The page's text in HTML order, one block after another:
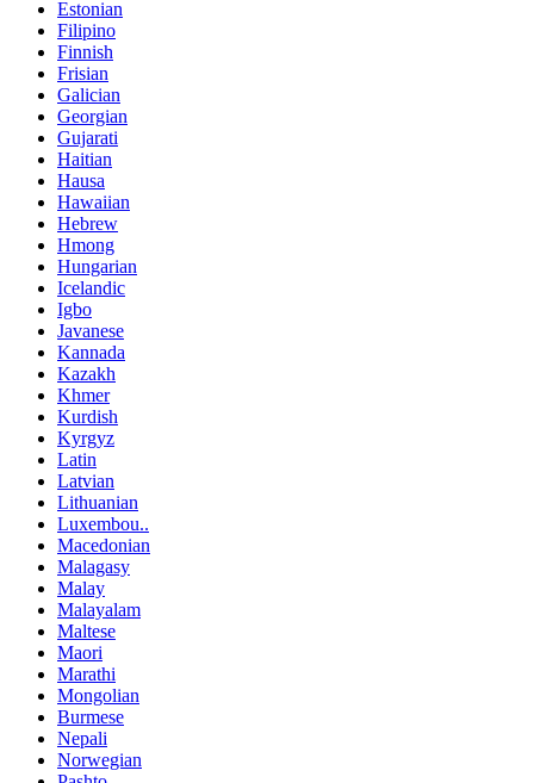
Estonian
Filipino
Finnish
Frisian
Galician
Georgian
Gujarati
Haitian
Hausa
Hawaiian
Hebrew
Hmong
Hungarian
Icelandic
Igbo
Javanese
Kannada
Kazakh
Khmer
Kurdish
Kyrgyz
Latin
Latvian
Lithuanian
Luxembou..
Macedonian
Malagasy
Malay
Malayalam
Maltese
Maori
Marathi
Mongolian
Burmese
Nepali
Norwegian